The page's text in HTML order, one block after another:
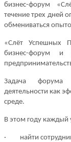
бизнес-форум
течение трех дней
обмениваться
«Слёт Успешных
бизнес-форум и
Задача форума–
деятельности как
среде.
В этом году каждый
· найти